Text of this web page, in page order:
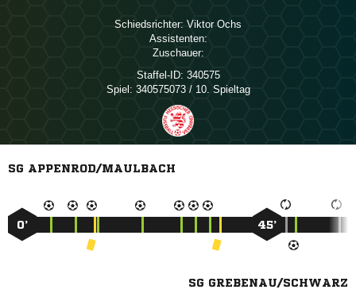
Schiedsrichter:  
Assistenten:
Zuschauer:
Staffel-ID: 340575
Spiel: 340575073 / 10. Spieltag
SG APPENROD/MAULBACH
0’ 45’
SG GREBENAU/SCHWARZ